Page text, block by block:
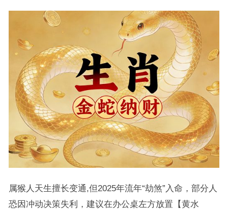
属猴人天生擅长变通,但2025年流年“劫煞”入命，部分人
恐因冲动决策失利，建议在办公桌左方放置【黄水